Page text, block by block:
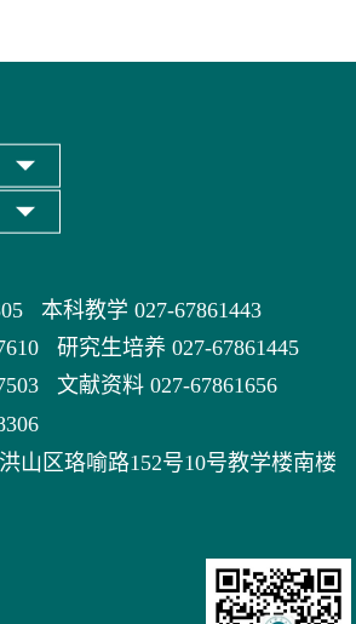
本科教学 027-67861443
研究生培养 027-67861445
文献资料 027-67861656
山区珞喻路152号10号教学楼南楼